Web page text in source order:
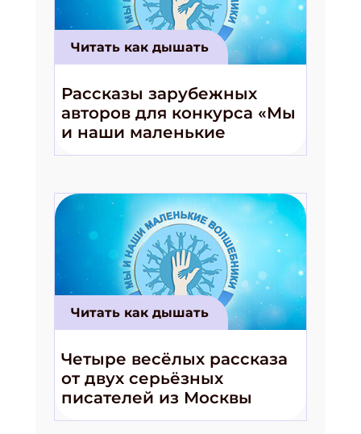
Читать как дышать
Рассказы зарубежных
авторов для конкурса «Мы
и наши маленькие
волшебники!»
Читать как дышать
Четыре весёлых рассказа
от двух серьёзных
писателей из Москвы